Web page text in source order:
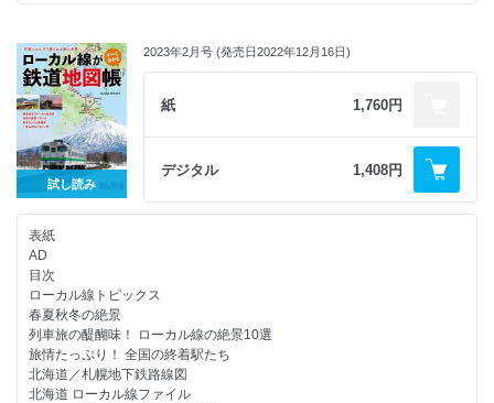
水の恵みでリフレッシュ 心洗う名水
〝鉄道菓子〟を探し求めて
魅惑の駅酒場入門
東京・木場のフレンチレストラン「アタゴール」 豪華寝台客車「夢空
間」がオリエント急行のグルメ旅を演出
全国の駅近ご当地グルメ/北海道
北東北
南東北
中部
関西
中国
四国
北九州
南九州
旅のプロが教える とっておき駅グルメ
次号予告／奥付／バックナンバー
旅鉄グッズオンデマンド
試し読み
2023年2月号 (発売日2022年12月16日)
紙 1,760円
デジタル 1,408円
表紙
AD
目次
ローカル線トピックス
春夏秋冬の絶景
列車旅の醍醐味！ ローカル線の絶景10選
旅情たっぷり！ 全国の終着駅たち
北海道／札幌地下鉄路線図
北海道 ローカル線ファイル